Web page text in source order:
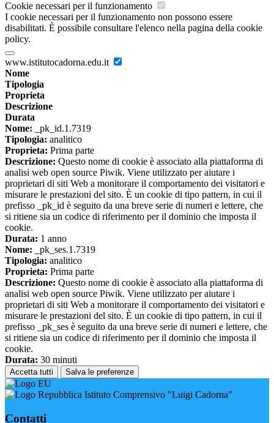
Cookie necessari per il funzionamento
I cookie necessari per il funzionamento non possono essere
disabilitati. È possibile consultare l'elenco nella pagina della cookie
policy.
www.istitutocadorna.edu.it
Nome
Tipologia
Proprieta
Descrizione
Durata
Nome: _pk_id.1.7319
Tipologia: analitico
Proprieta: Prima parte
Descrizione: Questo nome di cookie è associato alla piattaforma di
analisi web open source Piwik. Viene utilizzato per aiutare i
proprietari di siti Web a monitorare il comportamento dei visitatori e
misurare le prestazioni del sito. È un cookie di tipo pattern, in cui il
prefisso _pk_id è seguito da una breve serie di numeri e lettere, che
si ritiene sia un codice di riferimento per il dominio che imposta il
cookie.
Durata: 1 anno
Nome: _pk_ses.1.7319
Tipologia: analitico
Proprieta: Prima parte
Descrizione: Questo nome di cookie è associato alla piattaforma di
analisi web open source Piwik. Viene utilizzato per aiutare i
proprietari di siti Web a monitorare il comportamento dei visitatori e
misurare le prestazioni del sito. È un cookie di tipo pattern, in cui il
prefisso _pk_ses è seguito da una breve serie di numeri e lettere, che
si ritiene sia un codice di riferimento per il dominio che imposta il
cookie.
Durata: 30 minuti
Accetta tutti Salva le preferenze
Istituto Comprensivo "Luigi Cadorna"
Contatti